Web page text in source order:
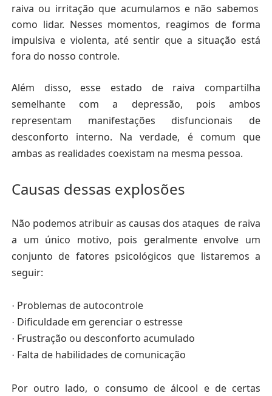
raiva ou irritação que acumulamos e não sabemos
como lidar. Nesses momentos, reagimos de forma
impulsiva e violenta, até sentir que a situação está
fora do nosso controle.
Além disso, esse estado de raiva compartilha
semelhante com a depressão, pois ambos
representam manifestações disfuncionais de
desconforto interno. Na verdade, é comum que
ambas as realidades coexistam na mesma pessoa.
Causas dessas explosões
Não podemos atribuir as causas dos ataques de raiva
a um único motivo, pois geralmente envolve um
conjunto de fatores psicológicos que listaremos a
seguir:
· Problemas de autocontrole
· Dificuldade em gerenciar o estresse
· Frustração ou desconforto acumulado
· Falta de habilidades de comunicação
Por outro lado, o consumo de álcool e de certas